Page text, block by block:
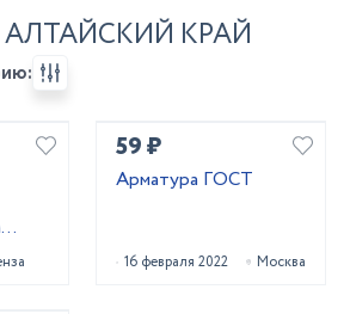
КРАЙ
59 ₽
Арматура ГОСТ
16 февраля 2022 Москва